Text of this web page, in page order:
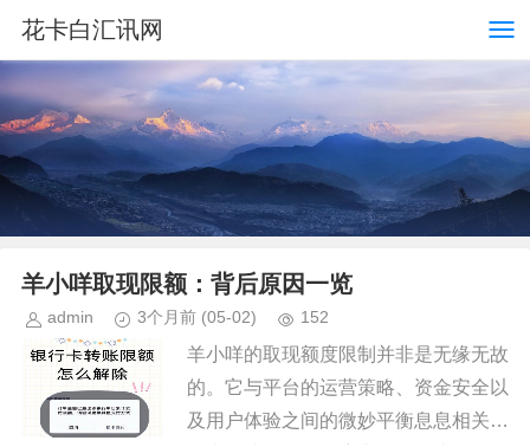
花卡白汇讯网
羊小咩取现限额：背后原因一览
admin 3个月前 (05-02) 152
羊小咩的取现额度限制并非是无缘无故
的。它与平台的运营策略、资金安全以
及用户体验之间的微妙平衡息息相关。